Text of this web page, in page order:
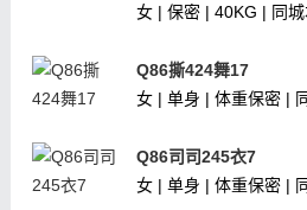
女 | 保密 | 40KG | 同城
Q86撕424舞17
女 | 单身 | 体重保密 |
Q86司司245衣7
女 | 单身 | 体重保密 |